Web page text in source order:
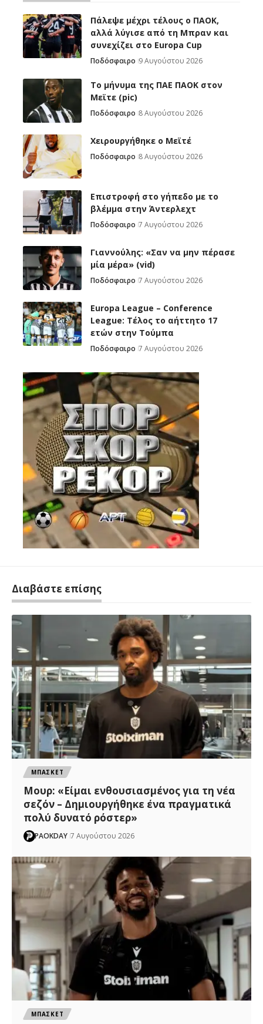
Πάλεψε μέχρι τέλους ο ΠΑΟΚ,
αλλά λύγισε από τη Μπραν και
συνεχίζει στο Europa Cup
Ποδόσφαιρο 9 Αυγούστου 2026
Το μήνυμα της ΠΑΕ ΠΑΟΚ στον
Μεϊτε (pic)
Ποδόσφαιρο 8 Αυγούστου 2026
Χειρουργήθηκε ο Μεϊτέ
Ποδόσφαιρο 8 Αυγούστου 2026
Επιστροφή στο γήπεδο με το
βλέμμα στην Άντερλεχτ
Ποδόσφαιρο 7 Αυγούστου 2026
Γιαννούλης: «Σαν να μην πέρασε
μία μέρα» (vid)
Ποδόσφαιρο 7 Αυγούστου 2026
Europa League – Conference
League: Τέλος το αήττητο 17
ετών στην Τούμπα
Ποδόσφαιρο 7 Αυγούστου 2026
Διαβάστε επίσης
ΜΠΑΣΚΕΤ
Μουρ: «Είμαι ενθουσιασμένος για τη νέα
σεζόν – Δημιουργήθηκε ένα πραγματικά
πολύ δυνατό ρόστερ»
PAOKDAY 7 Αυγούστου 2026
ΜΠΑΣΚΕΤ